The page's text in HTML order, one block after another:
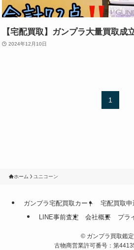
【宅配買取】ガンプラ大量買取成
2024年12月10日
1
ホーム ユニコーン
ガンプラ宅配買取カート 宅配買取申
LINE事前査定
会社概要 プラ
© ガンプラ買取鑑
古物商営業許可番号：第